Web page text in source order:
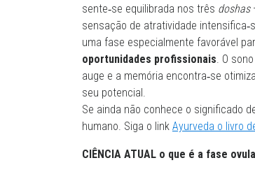
sente‑se equilibrada nos três doshas
sensação de atratividade
uma fase especialmente favorável
oportunidades profissionais. O
auge e a memória encontra‑se
seu potencial.
Se ainda não conhece o significado
humano. Siga o link Ayurveda o livro
CIÊNCIA ATUAL o que é a fase